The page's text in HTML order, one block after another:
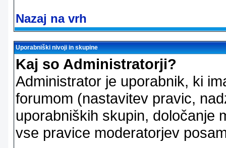
Nazaj na vrh
Uporabniški nivoji in skupine
Kaj so Administratorji?
Administrator je uporabnik, ki
forumom (nastavitev pravic,
uporabniških skupin, določanje
vse pravice moderatorjev